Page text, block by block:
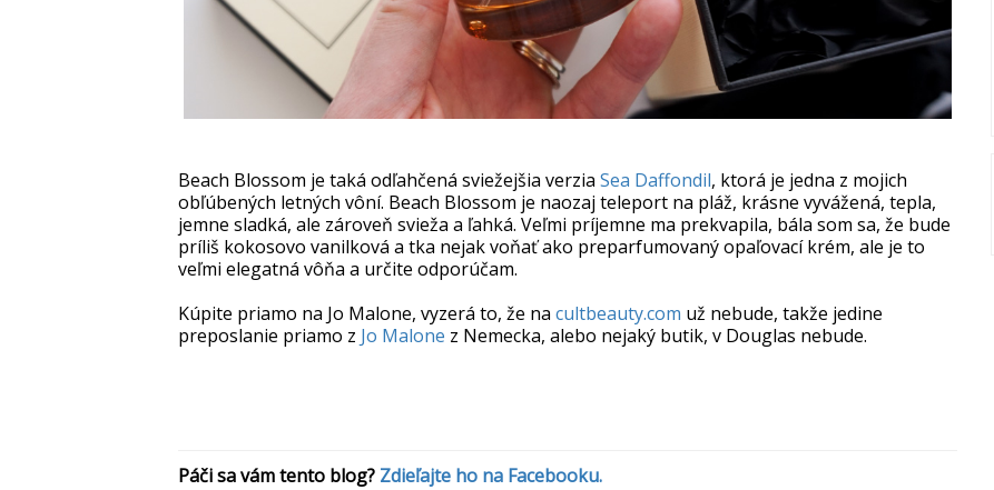
Beach Blossom je taká odľahčená sviežejšia verzia Sea Daffondil, ktorá je jedna z mojich
obľúbených letných vôní. Beach Blossom je naozaj teleport na pláž, krásne vyvážená, tepla,
jemne sladká, ale zároveň svieža a ľahká. Veľmi príjemne ma prekvapila, bála som sa, že bude
príliš kokosovo vanilková a tka nejak voňať ako preparfumovaný opaľovací krém, ale je to
veľmi elegatná vôňa a určite odporúčam.
Kúpite priamo na Jo Malone, vyzerá to, že na cultbeauty.com už nebude, takže jedine
preposlanie priamo z Jo Malone z Nemecka, alebo nejaký butik, v Douglas nebude.
Páči sa vám tento blog? Zdieľajte ho na Facebooku.